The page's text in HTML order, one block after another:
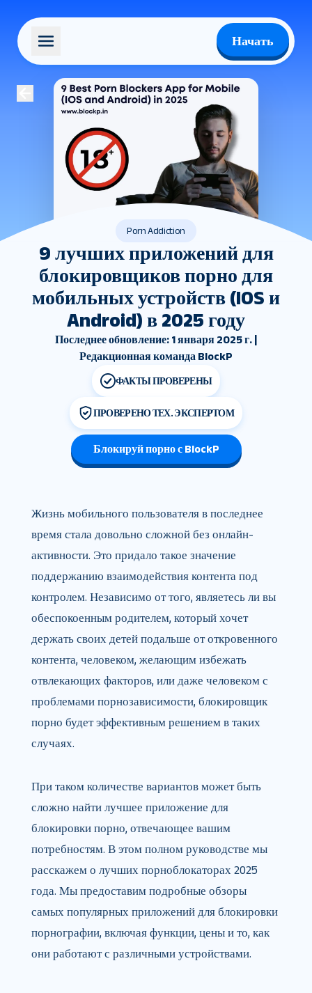
Начать
Porn Addiction
9 лучших приложений для
блокировщиков порно для
мобильных устройств (IOS и
Android) в 2025 году
Последнее обновление: 1 января 2025 г. |
Редакционная команда BlockP
ФАКТЫ ПРОВЕРЕНЫ
ПРОВЕРЕНО ТЕХ. ЭКСПЕРТОМ
Блокируй порно с BlockP
Жизнь мобильного пользователя в последнее
время стала довольно сложной без онлайн-
активности. Это придало такое значение
поддержанию взаимодействия контента под
контролем. Независимо от того, являетесь ли вы
обеспокоенным родителем, который хочет
держать своих детей подальше от откровенного
контента, человеком, желающим избежать
отвлекающих факторов, или даже человеком с
проблемами порнозависимости, блокировщик
порно будет эффективным решением в таких
случаях.
При таком количестве вариантов может быть
сложно найти лучшее приложение для
блокировки порно, отвечающее вашим
потребностям. В этом полном руководстве мы
расскажем о лучших порноблокаторах 2025
года. Мы предоставим подробные обзоры
самых популярных приложений для блокировки
порнографии, включая функции, цены и то, как
они работают с различными устройствами.